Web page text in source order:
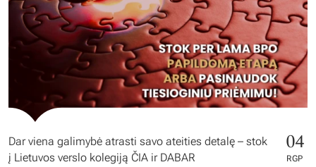
Dar viena galimybė atrasti savo ateities detalę – stok
į Lietuvos verslo kolegiją ČIA ir DABAR
04
RGP